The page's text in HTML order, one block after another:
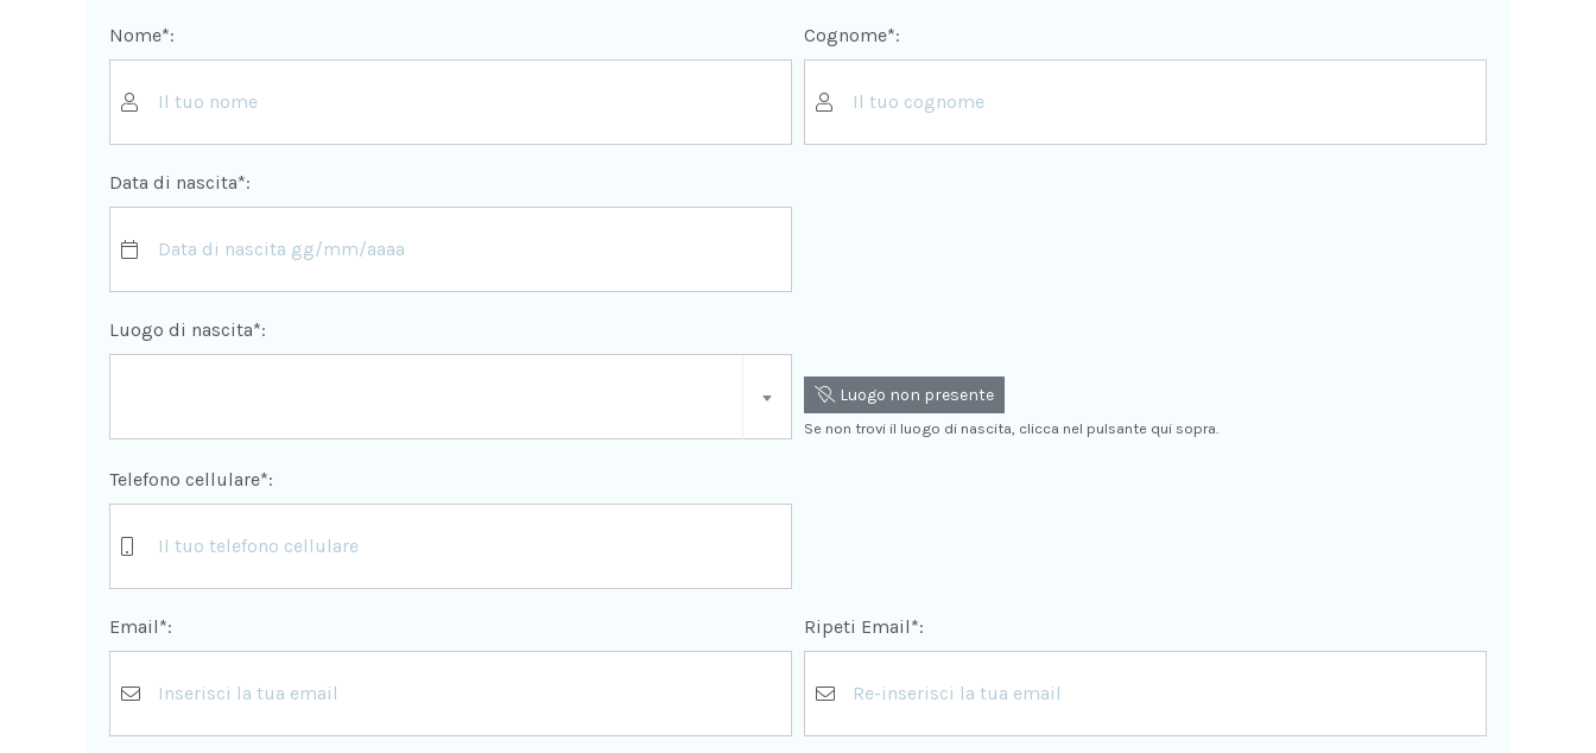
Nome*: Cognome*:
Data di nascita*:
Luogo di nascita*:
Luogo non presente
Se non trovi il luogo di nascita, clicca nel pulsante qui sopra.
Telefono cellulare*:
Email*: Ripeti Email*: